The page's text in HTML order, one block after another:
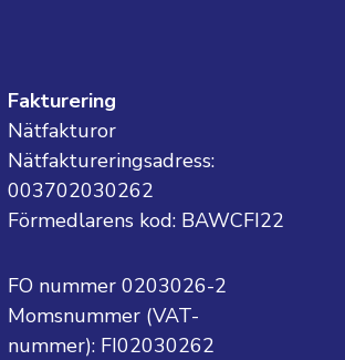
Fakturering
Nätfakturor
Nätfaktureringsadress:
003702030262
Förmedlarens kod: BAWCFI22
FO nummer 0203026-2
Momsnummer (VAT-
nummer): FI02030262